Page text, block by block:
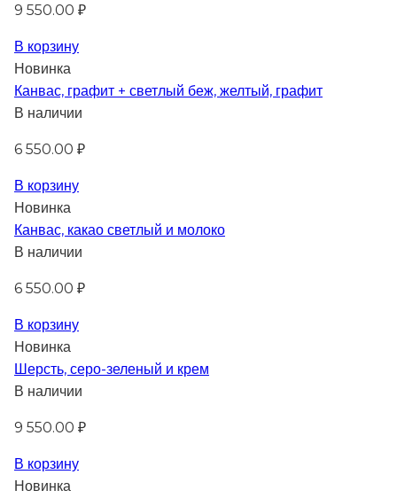
9 550.00 ₽
В корзину
Новинка
Канвас, графит + светлый беж, желтый, графит
В наличии
6 550.00 ₽
В корзину
Новинка
Канвас, какао светлый и молоко
В наличии
6 550.00 ₽
В корзину
Новинка
Шерсть, серо-зеленый и крем
В наличии
9 550.00 ₽
В корзину
Новинка